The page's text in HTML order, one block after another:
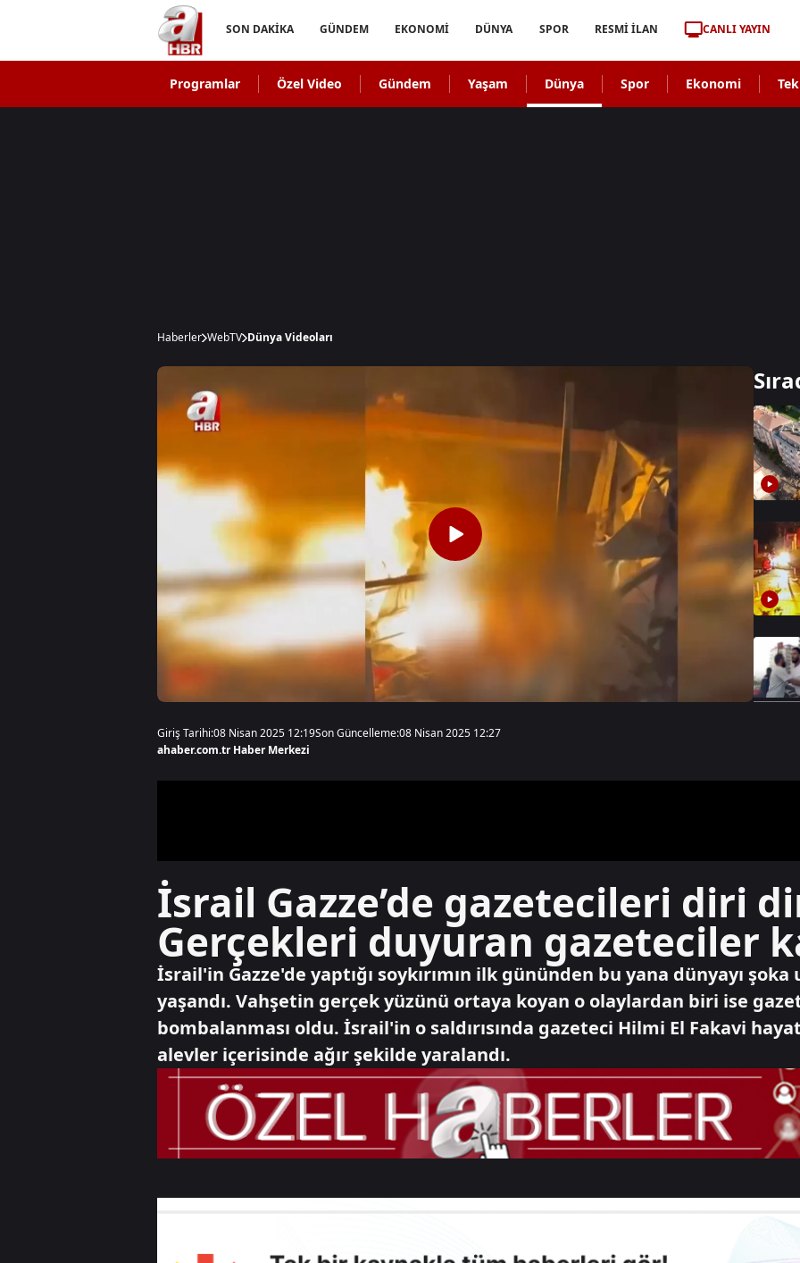
SON DAKİKA GÜNDEM EKONOMİ DÜNYA SPOR RESMİ İLAN CANLI YAYIN
Programlar Özel Video Gündem Yaşam Dünya Spor Ekonomi
Haberler WebTV Dünya Videoları
Giriş Tarihi:08 Nisan 2025 12:19Son Güncelleme:08 Nisan 2025 12:27
ahaber.com.tr Haber Merkezi
İsrail Gazze’de gazetecileri diri
Gerçekleri duyuran gazeteciler
İsrail'in Gazze'de yaptığı soykırımın ilk gününden bu yana dünyayı
yaşandı. Vahşetin gerçek yüzünü ortaya koyan o olaylardan biri ise
bombalanması oldu. İsrail'in o saldırısında gazeteci Hilmi El Fakavi
alevler içerisinde ağır şekilde yaralandı.